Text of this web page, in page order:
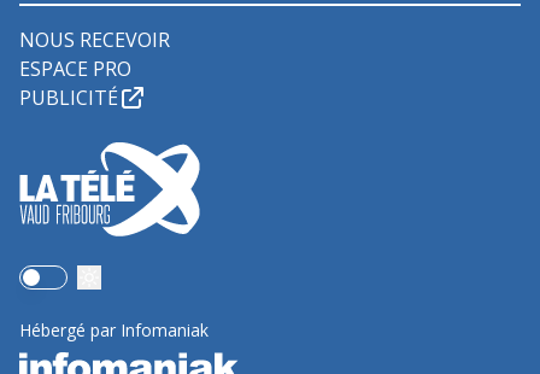
NOUS RECEVOIR
ESPACE PRO
PUBLICITÉ
Use setting
Hébergé par Infomaniak